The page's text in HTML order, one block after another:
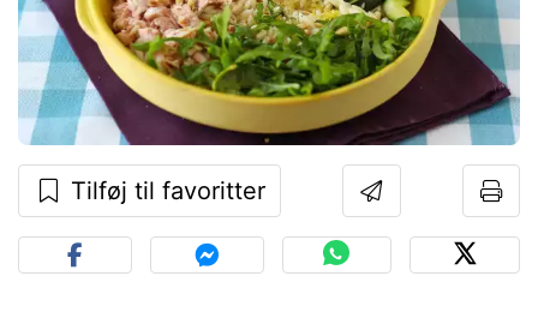
Tilføj til favoritter